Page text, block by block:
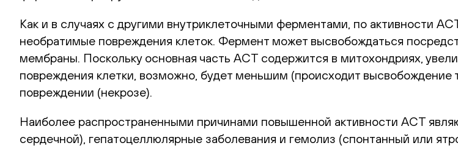
Как и в случаях с другими внутриклеточными ферментами, по активности
необратимые повреждения клеток. Фермент может высвобождаться
мембраны. Поскольку основная часть АСТ содержится в митохондриях,
повреждения клетки, возможно, будет меньшим (происходит
повреждении (некрозе).
Наиболее распространенными причинами повышенной активности АСТ
сердечной), гепатоцеллюлярные заболевания и гемолиз (спонтанный или